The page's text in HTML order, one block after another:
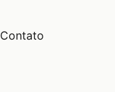
Contato